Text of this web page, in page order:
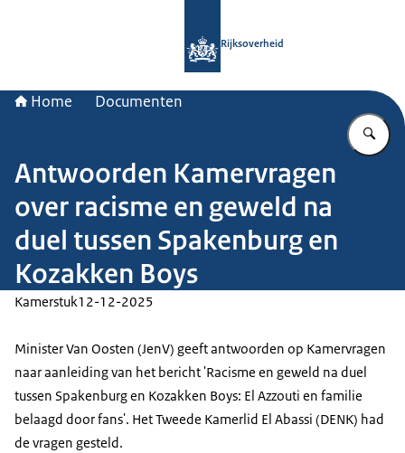
Rijksoverheid
Home Documenten
Antwoorden Kamervragen
over racisme en geweld na
duel tussen Spakenburg en
Kozakken Boys
Kamerstuk12-12-2025
Minister Van Oosten (JenV) geeft antwoorden op Kamervragen
naar aanleiding van het bericht 'Racisme en geweld na duel
tussen Spakenburg en Kozakken Boys: El Azzouti en familie
belaagd door fans'. Het Tweede Kamerlid El Abassi (DENK) had
de vragen gesteld.